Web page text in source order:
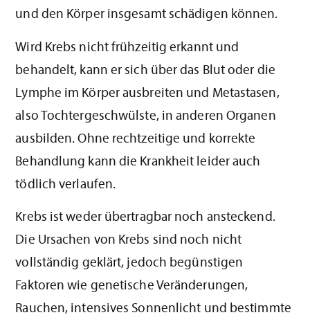
und den Körper insgesamt schädigen können.
Wird Krebs nicht frühzeitig erkannt und
behandelt, kann er sich über das Blut oder die
Lymphe im Körper ausbreiten und Metastasen,
also Tochtergeschwülste, in anderen Organen
ausbilden. Ohne rechtzeitige und korrekte
Behandlung kann die Krankheit leider auch
tödlich verlaufen.
Krebs ist weder übertragbar noch ansteckend.
Die Ursachen von Krebs sind noch nicht
vollständig geklärt, jedoch begünstigen
Faktoren wie genetische Veränderungen,
Rauchen, intensives Sonnenlicht und bestimmte